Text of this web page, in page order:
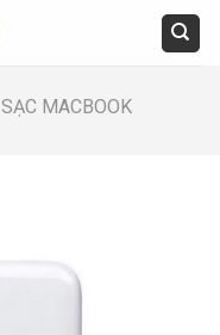
SẠC MACBOOK